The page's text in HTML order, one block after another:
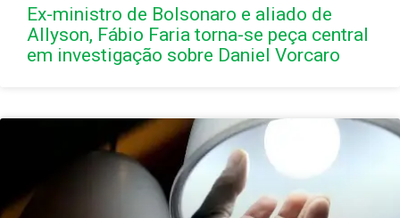
Ex-ministro de Bolsonaro e aliado de
Allyson, Fábio Faria torna-se peça central
em investigação sobre Daniel Vorcaro